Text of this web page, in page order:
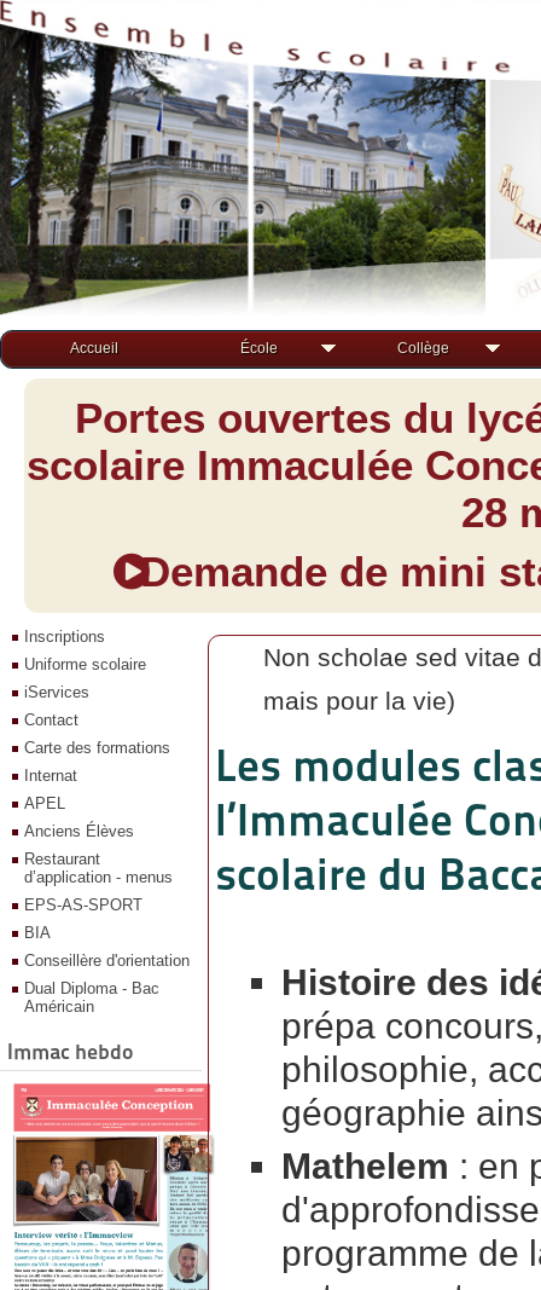
Accueil École Collège
Portes ouvertes du
scolaire Immaculée
28
Demande de mini
Inscriptions
Uniforme scolaire
iServices
Contact
Carte des formations
Internat
APEL
Anciens Élèves
Restaurant
d’application - menus
EPS-AS-SPORT
BIA
Conseillère d'orientation
Dual Diploma - Bac
Américain
Immac hebdo
Non scholae sed vitae
mais pour la vie)
Les modules
l’Immaculée
scolaire du
Histoire des
prépa
philosophie,
géographie
Mathelem : en
programme de